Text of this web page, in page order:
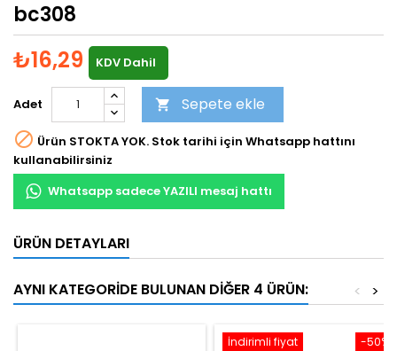
bc308
₺16,29 KDV Dahil
Adet  Sepete ekle
 Ürün STOKTA YOK. Stok tarihi için Whatsapp hattını
kullanabilirsiniz
Whatsapp sadece YAZILI mesaj hattı
ÜRÜN DETAYLARI
AYNI KATEGORIDE BULUNAN DIĞER 4 ÜRÜN: >
<
-50%
İndirimli fiyat